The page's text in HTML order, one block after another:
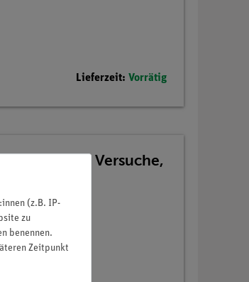
Lieferzeit: Vorrätig
Alltag für 15 Versuche,
(z.B. IP-
zu
benennen.
Zeitpunkt